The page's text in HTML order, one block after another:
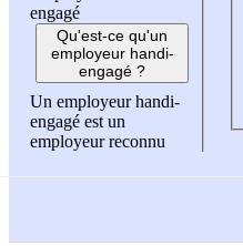
engagé
Qu'est-ce qu'un
employeur handi-
engagé ?
Un employeur handi-
engagé est un
employeur reconnu